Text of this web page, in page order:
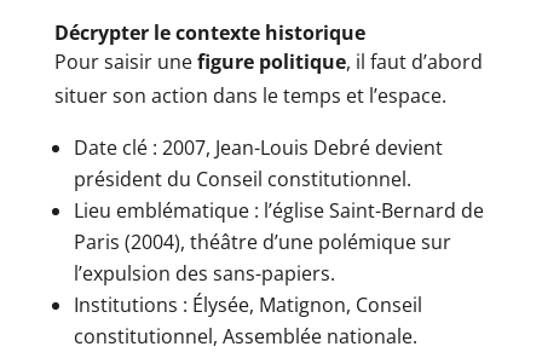
Décrypter le contexte historique
Pour saisir unefigure politique, il faut d’abord
situer son action dans le temps et l’espace.
Date clé : 2007, Jean-Louis Debré devient
président du Conseil constitutionnel.
Lieu emblématique : l’église Saint-Bernard de
Paris (2004), théâtre d’une polémique sur
l’expulsion des sans-papiers.
Institutions : Élysée, Matignon, Conseil
constitutionnel, Assemblée nationale.